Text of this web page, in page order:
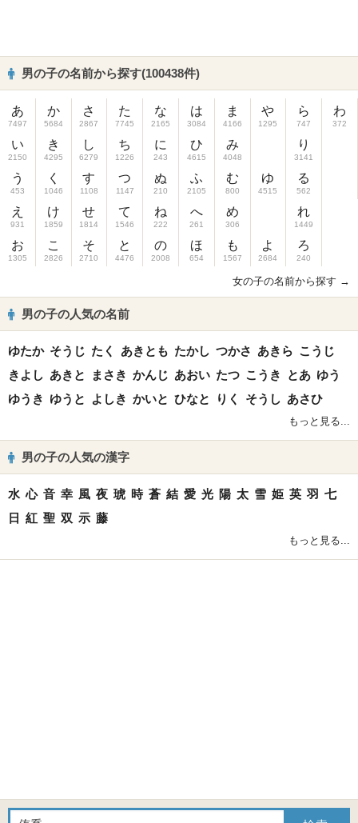
男の子の名前から探す(100438件)
あ
7497
い
2150
う
453
え
931
お
1305
か
5684
き
4295
く
1046
け
1859
こ
2826
さ
2867
し
6279
す
1108
せ
1814
そ
2710
た
7745
ち
1226
つ
1147
て
1546
と
4476
な
2165
に
243
ぬ
210
ね
222
の
2008
は
3084
ひ
4615
ふ
2105
へ
261
ほ
654
ま
4166
み
4048
む
800
め
306
も
1567
や
1295
ゆ
4515
よ
2684
ら
747
り
3141
る
562
れ
1449
ろ
240
わ
372
女の子の名前から探す →
男の子の人気の名前
ゆたか そうじ たく あきとも たかし つかさ あきら こうじ
きよし あきと まさき かんじ あおい たつ こうき とあ ゆう
ゆうき ゆうと よしき かいと ひなと りく そうし あさひ
もっと見る...
男の子の人気の漢字
水 心 音 幸 風 夜 琥 時 蒼 結 愛 光 陽 太 雪 姫 英 羽 七
日 紅 聖 双 示 藤
もっと見る...